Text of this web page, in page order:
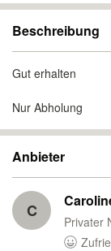
Beschreibung
Gut erhalten
Nur Abholung
Anbieter
C
Privater